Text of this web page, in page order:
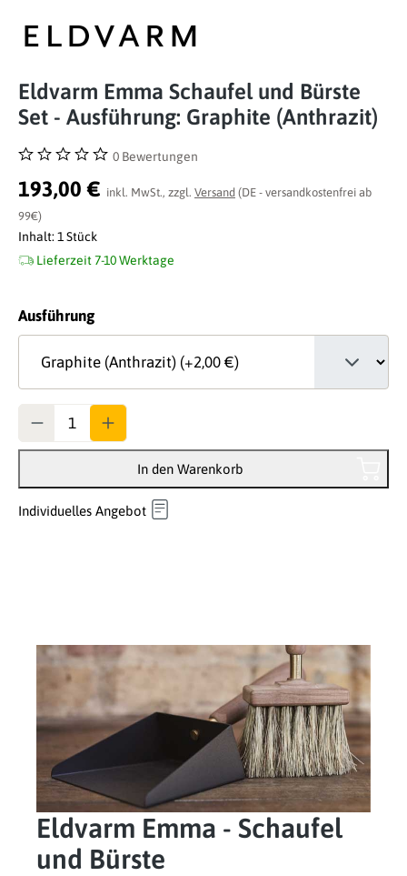
Eldvarm Emma Schaufel und Bürste
Set - Ausführung: Graphite (Anthrazit)
Durchschnittliche Bewertung von 0 von 5 Sternen
0 Bewertungen
193,00 € inkl. MwSt., zzgl. Versand (DE - versandkostenfrei ab
99€)
Inhalt: 1 Stück
Lieferzeit 7-10 Werktage
Ausführungauswählen
In den Warenkorb
Individuelles Angebot
Eldvarm Emma - Schaufel
und Bürste